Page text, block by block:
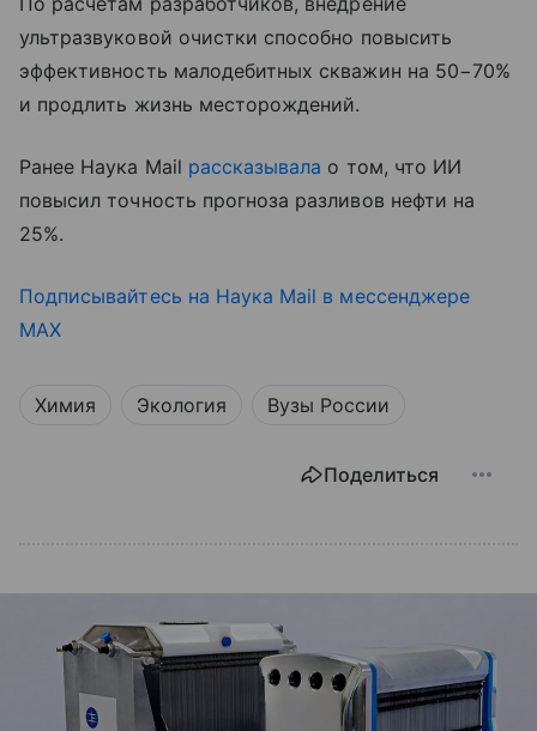
ультразвуковой очистки способно повысить
эффективность малодебитных скважин на 50−70%
и продлить жизнь месторождений.
Ранее Наука Mail рассказывала о том, что ИИ
повысил точность прогноза разливов нефти на
25%.
Подписывайтесь на Наука Mail в мессенджере
MAX
Химия Экология Вузы России
Поделиться